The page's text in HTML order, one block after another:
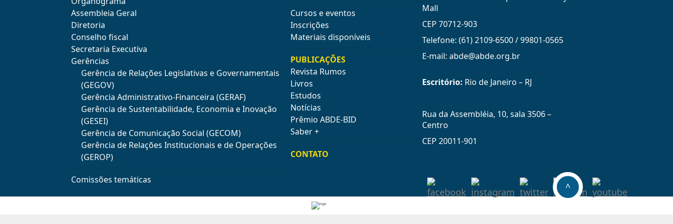
Assembleia Geral
Diretoria
Conselho fiscal
Secretaria Executiva
Gerências
Gerência de Relações Legislativas e Governamentais
(GEGOV)
Gerência Administrativo-Financeira (GERAF)
Gerência de Sustentabilidade, Economia e Inovação
(GESEI)
Gerência de Comunicação Social (GECOM)
Gerência de Relações Institucionais e de Operações
(GEROP)
Comissões temáticas
Cursos e eventos
Inscrições
Materiais disponíveis
PUBLICAÇÕES
Revista Rumos
Livros
Estudos
Notícias
Prêmio ABDE-BID
Saber +
CONTATO
Mall
CEP 70712-903
Telefone: (61) 2109-6500 / 99801-0565
E-mail: abde@abde.org.br
Escritório: Rio de Janeiro – RJ
Rua da Assembléia, 10, sala 3506 –
Centro
CEP 20011-901
^